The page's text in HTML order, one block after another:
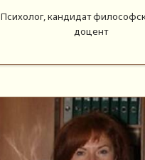
Психолог, кандидат
доцент